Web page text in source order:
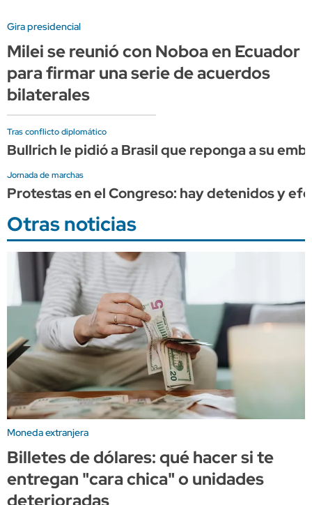
Gira presidencial
Milei se reunió con Noboa en Ecuador
para firmar una serie de acuerdos
bilaterales
Tras conflicto diplomático
Bullrich le pidió a Brasil que reponga a su
Jornada de marchas
Protestas en el Congreso: hay detenidos y
Otras noticias
Moneda extranjera
Billetes de dólares: qué hacer si te
entregan "cara chica" o unidades
deterioradas